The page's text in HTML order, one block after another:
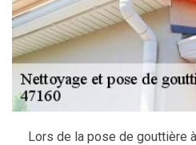
Lors de la pose de gouttière